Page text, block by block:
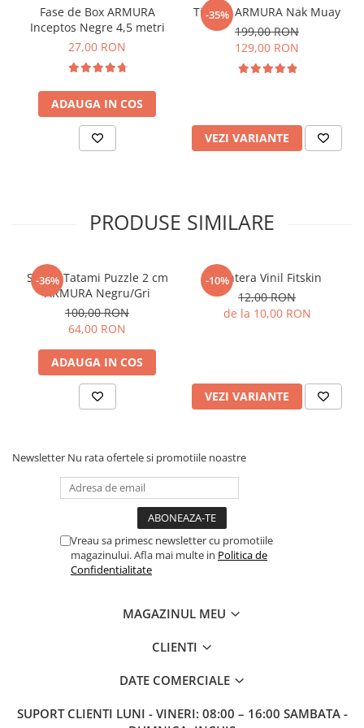
De ce să alegi acest set?
Versatilitate:Fiecare componentă poate fi utilizată separat
sau în combinație, pentru a crea programe de antrenament
variate și progresive.
Calitate:Materialele de înaltă calitate asigură durabilitatea
produsului, chiar și în sesiunile de antrenament cele mai
intense.
Adaptabilitate:Ideal atât pentru începători, cât și pentru
sportivii avansați, oferind posibilitatea de a-ți ajusta
antrenamentele în funcție de obiectivele personale.
Fase de Box ARMURA
Inceptos Negre 4,5 metri
27,00 RON
ADAUGA IN COS
-35%
Tibiere ARMURA Nak Muay
199,00 RON
129,00 RON
VEZI VARIANTE
PRODUSE SIMILARE
-36%
Saltea Tatami Puzzle 2 cm
ARMURA Negru/Gri
100,00 RON
64,00 RON
ADAUGA IN COS
-10%
Gantera Vinil Fitskin
12,00 RON
de la 10,00 RON
VEZI VARIANTE
Newsletter Nu rata ofertele si promotiile noastre
Vreau sa primesc newsletter cu promotiile
magazinului. Afla mai multe in Politica de
Confidentialitate
MAGAZINUL MEU
CLIENTI
DATE COMERCIALE
SUPORT CLIENTI LUNI - VINERI: 08:00 – 16:00 SAMBATA -